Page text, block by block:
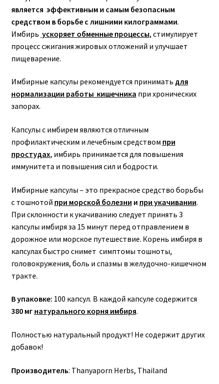
является эффективным и самым безопасным
средством в борьбе с лишними килограммами.
Имбирь ускоряет обменные процессы, стимулирует
процесс сжигания жировых отложений и улучшает
пищеварение.
Имбирные капсулы рекомендуется принимать для
нормализации работы кишечника при хронических
запорах.
Капсулы с имбирем являются отличным
профилактическим и лечебным средством при
простудах, имбирь принимается для повышения
иммунитета и повышения сил и бодрости.
Имбирные капсулы – это прекрасное средство борьбы
с тошнотой при морской болезни и при укачивании.
При склонности к укачиванию следует принять 3
капсулы имбиря за 15 минут перед отправлением в
дорожное или морское путешествие. Корень имбиря в
капсулах быстро снимет симптомы тошноты,
головокружения, боль и спазмы в желудочно-кишечном
тракте.
В упаковке: 100 капсул. В каждой капсуле содержится
380 мг натурального корня имбиря.
Полностью натуральный продукт! Не содержит других
добавок!
Производитель: Thanyaporn Herbs, Thailand